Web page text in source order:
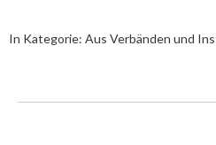
In Kategorie: Aus Verbänden und